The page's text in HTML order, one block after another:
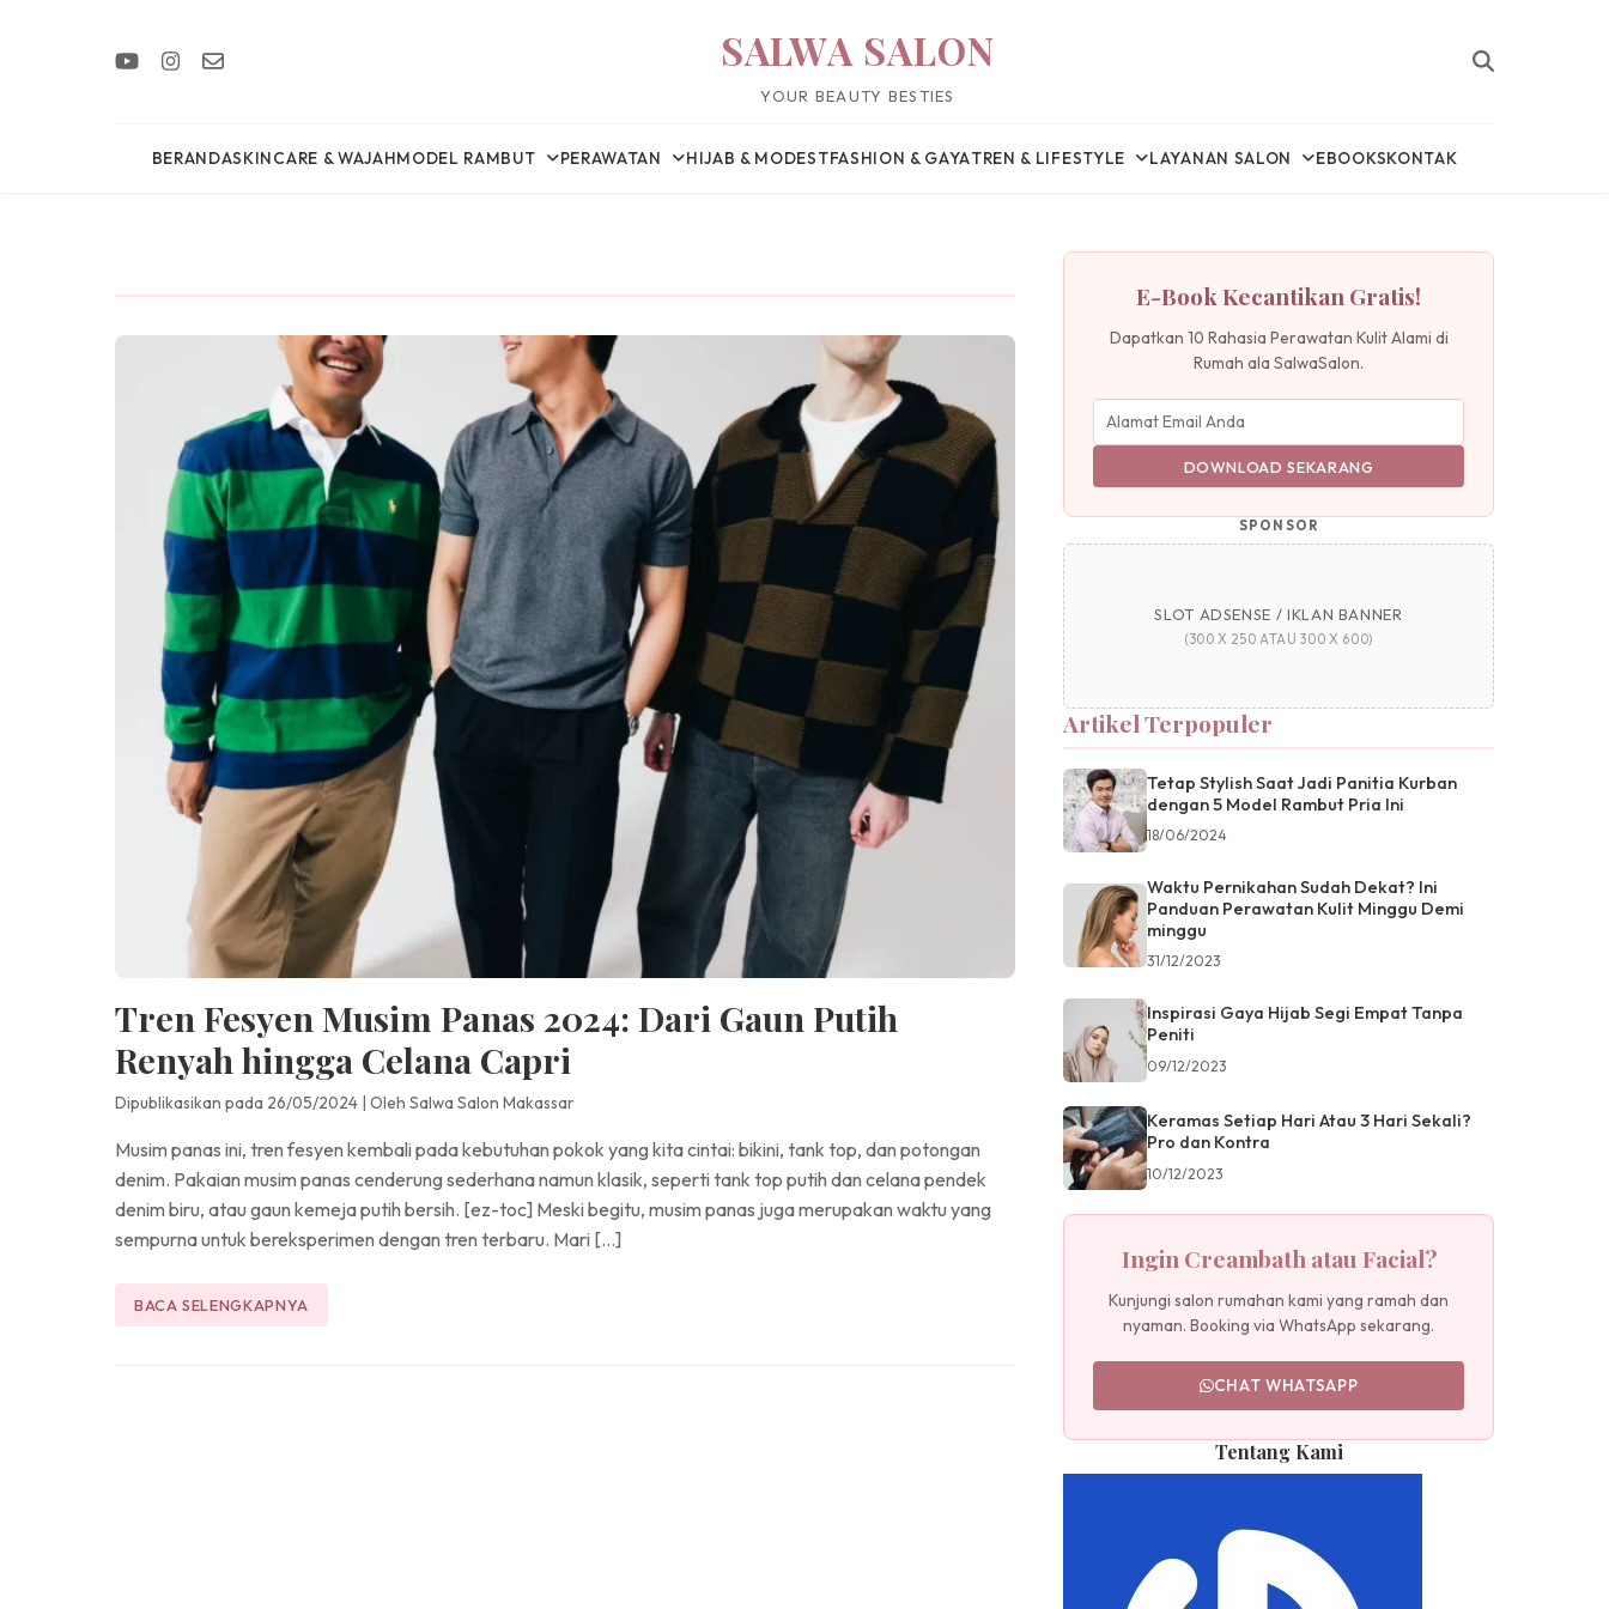
SALWA SALON
YOUR BEAUTY BESTIES
BERANDASKINCARE & WAJAHMODEL RAMBUT PERAWATAN HIJAB & MODESTFASHION & GAYATREN & LIFESTYLE LAYANAN SALON EBOOKSKONTAK
Tren Fesyen Musim Panas 2024: Dari Gaun Putih
Renyah hingga Celana Capri
Dipublikasikan pada 26/05/2024 | Oleh Salwa Salon Makassar
Musim panas ini, tren fesyen kembali pada kebutuhan pokok yang kita cintai: bikini, tank top, dan potongan
denim. Pakaian musim panas cenderung sederhana namun klasik, seperti tank top putih dan celana pendek
denim biru, atau gaun kemeja putih bersih. [ez-toc] Meski begitu, musim panas juga merupakan waktu yang
sempurna untuk bereksperimen dengan tren terbaru. Mari […]
BACA SELENGKAPNYA
E-Book Kecantikan Gratis!
Dapatkan 10 Rahasia Perawatan Kulit Alami di
Rumah ala SalwaSalon.
DOWNLOAD SEKARANG
SPONSOR
SLOT ADSENSE / IKLAN BANNER
(300 X 250 ATAU 300 X 600)
Artikel Terpopuler
Tetap Stylish Saat Jadi Panitia Kurban
dengan 5 Model Rambut Pria Ini
18/06/2024
Waktu Pernikahan Sudah Dekat? Ini
Panduan Perawatan Kulit Minggu Demi
minggu
31/12/2023
Inspirasi Gaya Hijab Segi Empat Tanpa
Peniti
09/12/2023
Keramas Setiap Hari Atau 3 Hari Sekali?
Pro dan Kontra
10/12/2023
Ingin Creambath atau Facial?
Kunjungi salon rumahan kami yang ramah dan
nyaman. Booking via WhatsApp sekarang.
CHAT WHATSAPP
Tentang Kami